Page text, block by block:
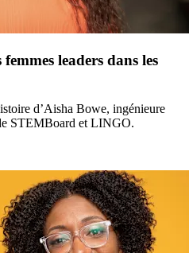
leaders dans les
d’Aisha Bowe, ingénieure
STEMBoard et LINGO.